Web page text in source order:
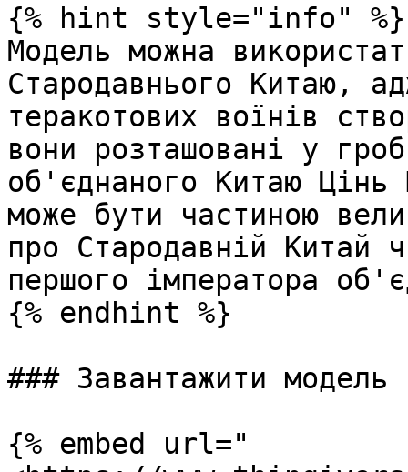
{% hint style="info" %}
Модель можна
Стародавнього Китаю,
теракотових воїнів
вони розташовані у
об'єднаного Китаю
може бути частиною
про Стародавній Китай
першого імператора
{% endhint %}
### Завантажити модель
{% embed url="